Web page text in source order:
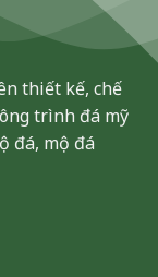
thiết kế, chế
trình đá mỹ
đá, mộ đá